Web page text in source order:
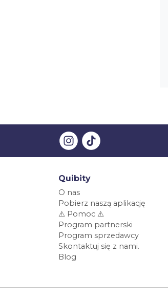
Quibity
O nas
Pobierz naszą aplikację
⚠️ Pomoc ⚠️
Program partnerski
Program sprzedawcy
Skontaktuj się z nami.
Blog